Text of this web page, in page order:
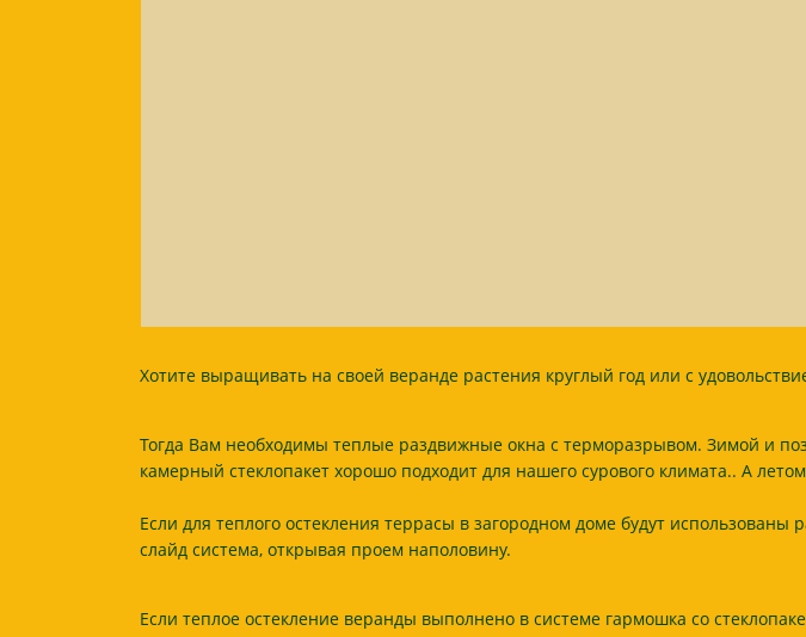
Хотите выращивать на своей веранде растения круглый год или с
Тогда Вам необходимы теплые раздвижные окна с терморазрывом. Зимой и
камерный стеклопакет хорошо подходит для нашего сурового климата.. А
Если для теплого остекления террасы в загородном доме будут
слайд система, открывая проем наполовину.
Если теплое остекление веранды выполнено в системе гармошка со